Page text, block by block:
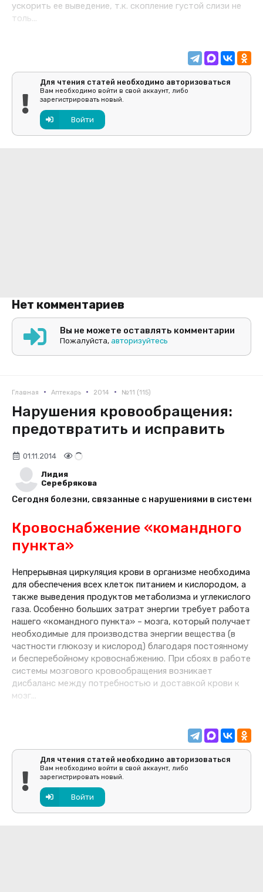
ускорить ее выведение, т.к. скопление густой слизи не
толь...
Для чтения статей необходимо авторизоваться
Вам необходимо войти в свой аккаунт, либо
зарегистрировать новый.
Войти
Нет комментариев
Вы не можете оставлять комментарии
Пожалуйста, авторизуйтесь
Главная • Аптекарь • 2014 • №11 (115)
Нарушения кровообращения:
предотвратить и исправить
01.11.2014
Лидия
Серебрякова
Сегодня болезни, связанные с нарушениями в
Кровоснабжение «командного
пункта»
Непрерывная циркуляция крови в организме необходима
для обеспечения всех клеток питанием и кислородом, а
также выведения продуктов метаболизма и углекислого
газа. Особенно больших затрат энергии требует работа
нашего «командного пункта» – мозга, который получает
необходимые для производства энергии вещества (в
частности глюкозу и кислород) благодаря постоянному
и бесперебойному кровоснабжению. При сбоях в работе
системы мозгового кровообращения возникает
дисбаланс между потребностью и доставкой крови к
мозг...
Для чтения статей необходимо авторизоваться
Вам необходимо войти в свой аккаунт, либо
зарегистрировать новый.
Войти